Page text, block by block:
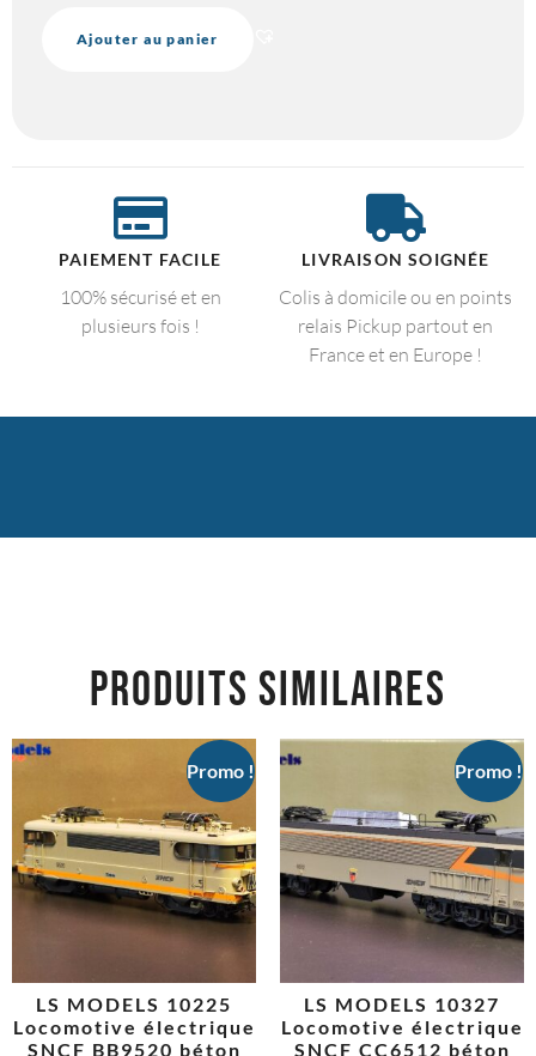
Ajouter au panier
PAIEMENT FACILE
100% sécurisé et en
plusieurs fois !
LIVRAISON SOIGNÉE
Colis à domicile ou en points
relais Pickup partout en
France et en Europe !
PRODUITS SIMILAIRES
Promo !
LS MODELS 10225
Locomotive électrique
SNCF BB9520 béton
Promo !
LS MODELS 10327
Locomotive électrique
SNCF CC6512 béton